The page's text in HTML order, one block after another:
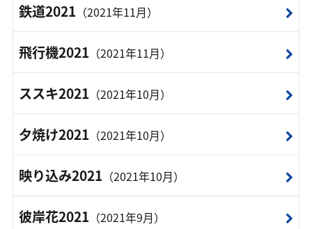
鉄道2021 （2021年11月）
飛行機2021 （2021年11月）
ススキ2021 （2021年10月）
夕焼け2021 （2021年10月）
映り込み2021 （2021年10月）
彼岸花2021 （2021年9月）